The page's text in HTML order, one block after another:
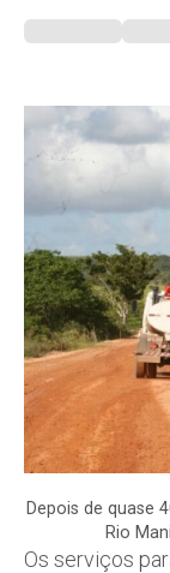
Depois de quase
Rio
Os serviços